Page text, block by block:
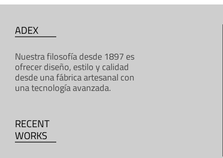
ADEX
Nuestra filosofía desde 1897 es
ofrecer diseño, estilo y calidad
desde una fábrica artesanal con
una tecnología avanzada.
RECENT
WORKS